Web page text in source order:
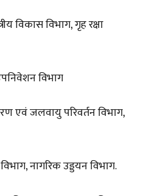
विकास विभाग, गृह रक्षा
विभाग
एवं जलवायु परिवर्तन विभाग,
नागरिक उड्डयन विभाग.